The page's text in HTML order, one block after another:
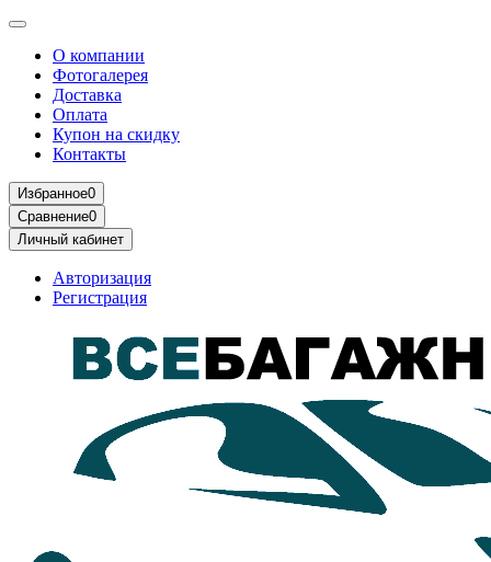
О компании
Фотогалерея
Доставка
Оплата
Купон на скидку
Контакты
Избранное0
Сравнение0
Личный кабинет
Авторизация
Регистрация